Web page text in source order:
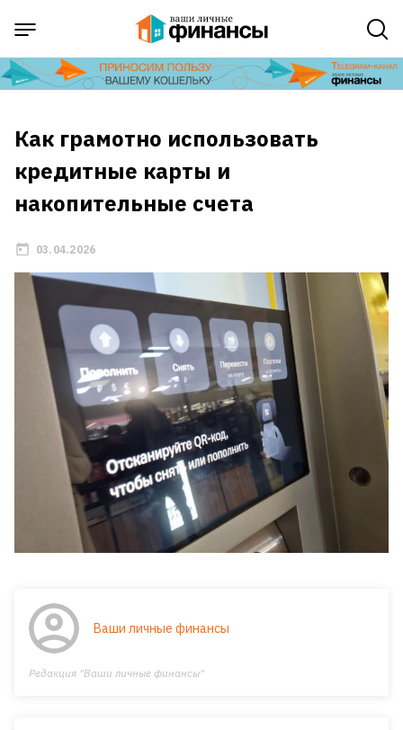
Как грамотно использовать
кредитные карты и
накопительные счета
03.04.2026
Ваши личные финансы
Редакция "Ваши личные финансы"